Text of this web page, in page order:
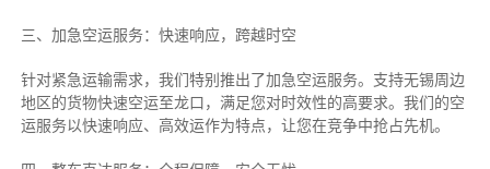
三、加急空运服务：快速响应，跨越时空
针对紧急运输需求，我们特别推出了加急空运服务。支持无锡周边
地区的货物快速空运至龙口，满足您对时效性的高要求。我们的空
运服务以快速响应、高效运作为特点，让您在竞争中抢占先机。